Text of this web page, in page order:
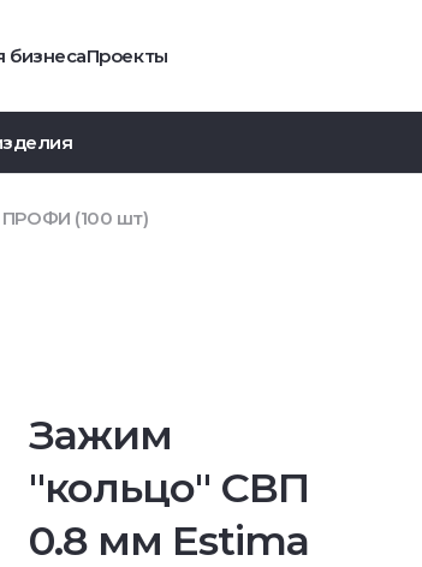
бизнесаПроекты
(100 шт)
Зажим
"кольцо" СВП
0.8 мм Estima